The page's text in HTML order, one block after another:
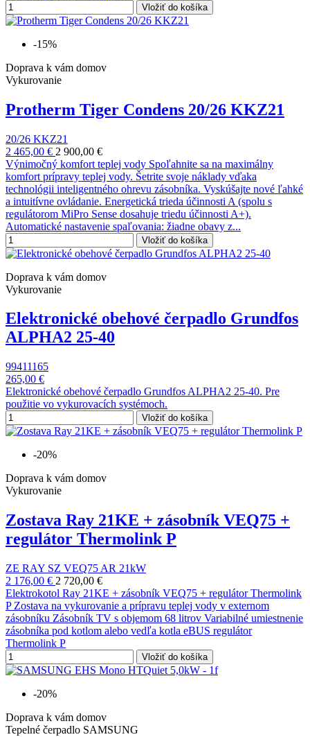
Vložiť do košíka
-15%
Doprava k vám domov
Vykurovanie
Protherm Tiger Condens 20/26 KKZ21
20/26 KKZ21
2 465,00 € 2 900,00 €
Výnimočný komfort teplej vody Spoľahnite sa na maximálny
komfort prípravy teplej vody. Šetrite svoje náklady vďaka
technológii inteligentného ohrevu zásobníka. Vyskúšajte nové ľahké
a intuitívne ovládanie. Energetická trieda účinnosti A (spolu s
regulátorom MiPro Sense dosahuje triedu účinnosti A+).
Automatické nastavenie spaľovania: žiadne obavy z...
Vložiť do košíka
Doprava k vám domov
Vykurovanie
Elektronické obehové čerpadlo Grundfos
ALPHA2 25-40
99411165
265,00 €
Elektronické obehové čerpadlo Grundfos ALPHA2 25-40. Pre
použitie vo vykurovacích systémoch.
Vložiť do košíka
-20%
Doprava k vám domov
Vykurovanie
Zostava Ray 21KE + zásobník VEQ75 +
regulátor Thermolink P
ZE RAY SZ VEQ75 AR 21kW
2 176,00 € 2 720,00 €
Elektrokotol Ray 21KE + zásobník VEQ75 + regulátor Thermolink
P Zostava na vykurovanie a prípravu teplej vody v externom
zásobníku Zásobník TV s objemom 68 litrov Variabilné umiestnenie
zásobníka pod kotlom alebo vedľa kotla eBUS regulátor
Thermolink P
Vložiť do košíka
-20%
Doprava k vám domov
Tepelné čerpadlo SAMSUNG